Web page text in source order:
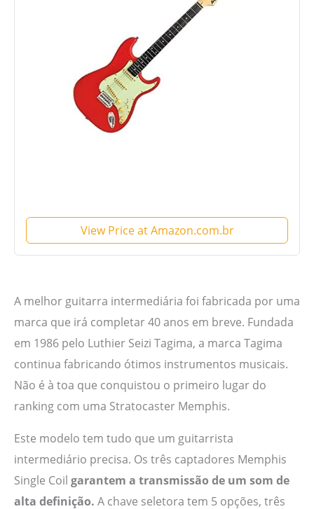
View Price at Amazon.com.br
A melhor guitarra intermediária foi fabricada por uma
marca que irá completar 40 anos em breve. Fundada
em 1986 pelo Luthier Seizi Tagima, a marca Tagima
continua fabricando ótimos instrumentos musicais.
Não é à toa que conquistou o primeiro lugar do
ranking com uma Stratocaster Memphis.
Este modelo tem tudo que um guitarrista
intermediário precisa. Os três captadores Memphis
Single Coil garantem a transmissão de um som de
alta definição. A chave seletora tem 5 opções, três